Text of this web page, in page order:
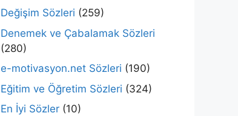
Değişim Sözleri (259)
Denemek ve Çabalamak Sözleri
(280)
e-motivasyon.net Sözleri (190)
Eğitim ve Öğretim Sözleri (324)
En İyi Sözler (10)